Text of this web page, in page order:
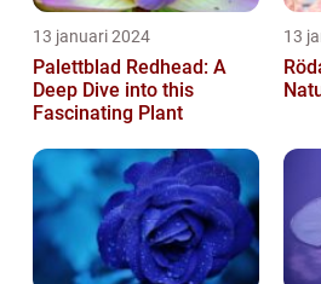
13 januari 2024
Palettblad Redhead: A
Deep Dive into this
Fascinating Plant
13